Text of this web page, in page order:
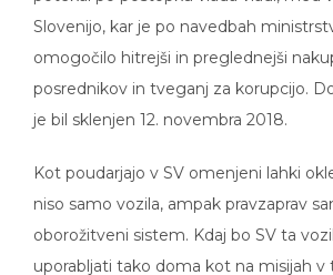
Slovenijo, kar je po navedbah
omogočilo hitrejši in preglednejši
posrednikov in tveganj za korupcijo.
je bil sklenjen 12. novembra 2018.
niso samo vozila, ampak pravzaprav
oborožitveni sistem. Kdaj bo SV ta
uporabljati tako doma kot na misijah v